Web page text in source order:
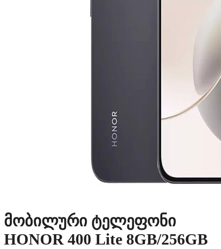
მობილური ტელეფონი
HONOR 400 Lite 8GB/256GB